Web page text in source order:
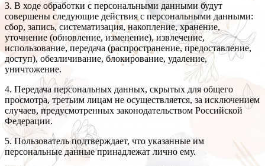
3. В ходе обработки с персональными данными будут
совершены следующие действия с персональными данными:
сбор, запись, систематизация, накопление, хранение,
уточнение (обновление, изменение), извлечение,
использование, передача (распространение, предоставление,
доступ), обезличивание, блокирование, удаление,
уничтожение.
4. Передача персональных данных, скрытых для общего
просмотра, третьим лицам не осуществляется, за исключением
случаев, предусмотренных законодательством Российской
Федерации.
5. Пользователь подтверждает, что указанные им
персональные данные принадлежат лично ему.